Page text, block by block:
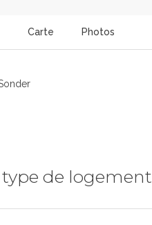
Carte Photos
type de logement